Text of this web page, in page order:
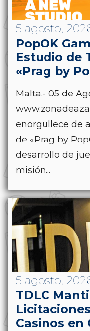
5 agosto,
PopOK
Estudio de
«Prag by
Malta.- 05 de
enorgullece de
de «Prag by
desarrollo de
misión...
5 agosto,
TDLC
Casinos en